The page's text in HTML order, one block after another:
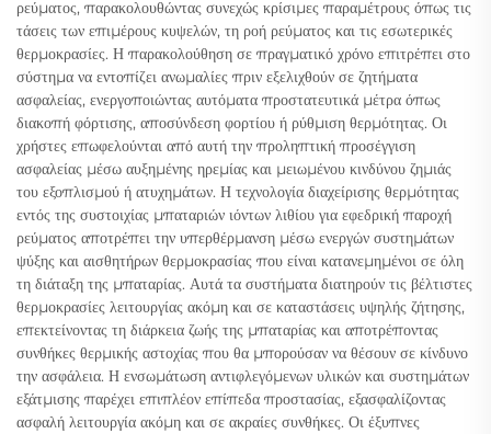
ρεύματος, παρακολουθώντας συνεχώς κρίσιμες παραμέτρους όπως τις
τάσεις των επιμέρους κυψελών, τη ροή ρεύματος και τις εσωτερικές
θερμοκρασίες. Η παρακολούθηση σε πραγματικό χρόνο επιτρέπει στο
σύστημα να εντοπίζει ανωμαλίες πριν εξελιχθούν σε ζητήματα
ασφαλείας, ενεργοποιώντας αυτόματα προστατευτικά μέτρα όπως
διακοπή φόρτισης, αποσύνδεση φορτίου ή ρύθμιση θερμότητας. Οι
χρήστες επωφελούνται από αυτή την προληπτική προσέγγιση
ασφαλείας μέσω αυξημένης ηρεμίας και μειωμένου κινδύνου ζημιάς
του εξοπλισμού ή ατυχημάτων. Η τεχνολογία διαχείρισης θερμότητας
εντός της συστοιχίας μπαταριών ιόντων λιθίου για εφεδρική παροχή
ρεύματος αποτρέπει την υπερθέρμανση μέσω ενεργών συστημάτων
ψύξης και αισθητήρων θερμοκρασίας που είναι κατανεμημένοι σε όλη
τη διάταξη της μπαταρίας. Αυτά τα συστήματα διατηρούν τις βέλτιστες
θερμοκρασίες λειτουργίας ακόμη και σε καταστάσεις υψηλής ζήτησης,
επεκτείνοντας τη διάρκεια ζωής της μπαταρίας και αποτρέποντας
συνθήκες θερμικής αστοχίας που θα μπορούσαν να θέσουν σε κίνδυνο
την ασφάλεια. Η ενσωμάτωση αντιφλεγόμενων υλικών και συστημάτων
εξάτμισης παρέχει επιπλέον επίπεδα προστασίας, εξασφαλίζοντας
ασφαλή λειτουργία ακόμη και σε ακραίες συνθήκες. Οι έξυπνες